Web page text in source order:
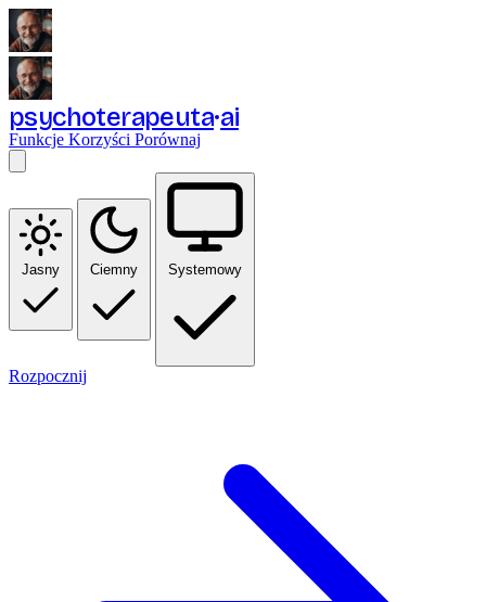
psychoterapeuta ai
Funkcje Korzyści Porównaj
Jasny Ciemny Systemowy
Rozpocznij